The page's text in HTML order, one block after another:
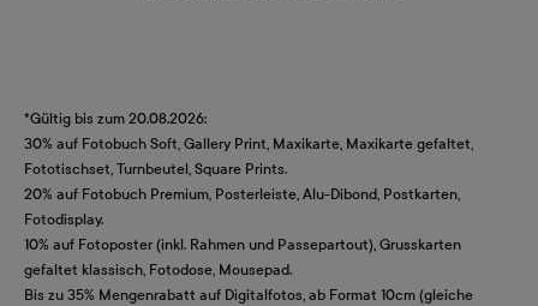
*Gültig bis zum 20.08.2026:
30% auf Fotobuch Soft, Gallery Print, Maxikarte, Maxikarte gefaltet,
Fototischset, Turnbeutel, Square Prints.
20% auf Fotobuch Premium, Posterleiste, Alu-Dibond, Postkarten,
Fotodisplay.
10% auf Fotoposter (inkl. Rahmen und Passepartout), Grusskarten
gefaltet klassisch, Fotodose, Mousepad.
Bis zu 35% Mengenrabatt auf Digitalfotos, ab Format 10cm (gleiche